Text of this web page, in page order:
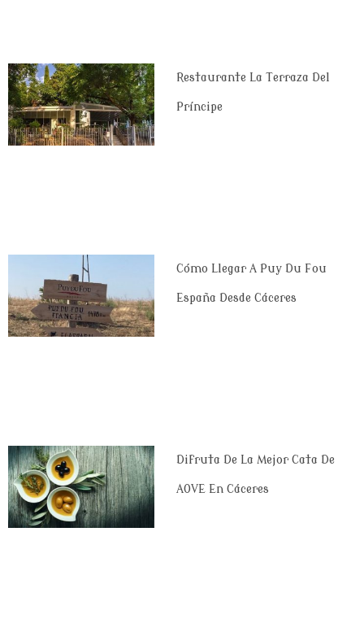
Restaurante La Terraza Del
Príncipe
Cómo Llegar A Puy Du Fou
España Desde Cáceres
Difruta De La Mejor Cata De
AOVE En Cáceres